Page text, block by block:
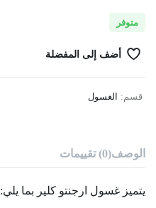
متوفر
أضف إلى المفضلة
قسم: الغسول
الوصف(0) تقييمات
يتميز غسول ارجنتو كلير بما يلي: